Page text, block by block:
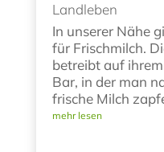
Landleben
In unserer Nähe
für Frischmilch.
betreibt auf
Bar, in der man
frische Milch
mehr lesen